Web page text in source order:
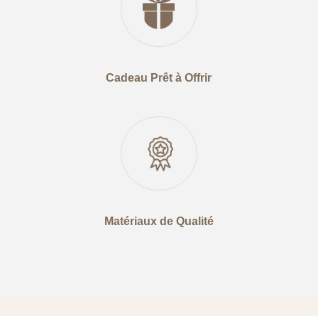
Cadeau Prêt à Offrir
Matériaux de Qualité